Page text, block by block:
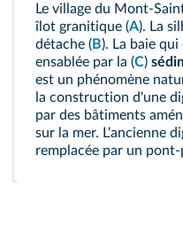
Le village du
îlot granitique (A). La
détache (B). La baie
ensablée par la (C)
est un phénomène
la construction d'une
par des bâtiments
sur la mer. L'ancienne
remplacée par un pont-